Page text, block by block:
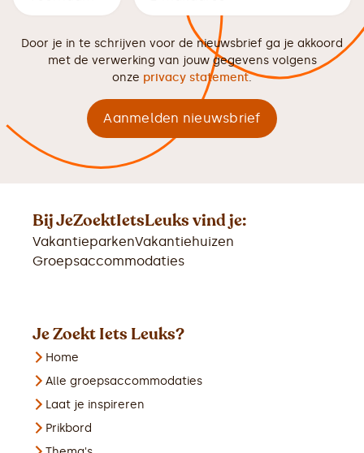
Door je in te schrijven voor de nieuwsbrief ga je akkoord
met de verwerking van jouw gegevens volgens
onze privacy statement.
Bij JeZoektIetsLeuks vind je:
VakantieparkenVakantiehuizen
Groepsaccommodaties
Je Zoekt Iets Leuks?
Home
Alle groepsaccommodaties
Laat je inspireren
Prikbord